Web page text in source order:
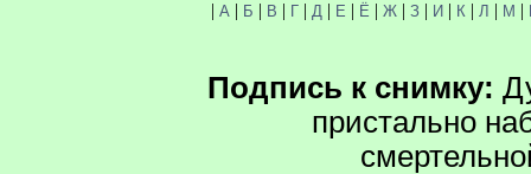
| А | Б | В | Г| Д | Е | Ё | Ж| З| И| К | Л | М |
Подпись к снимку:
пристально